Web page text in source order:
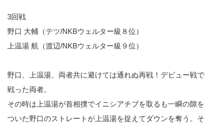
3回戦
野口 大輔（テツ/NKBウェルター級８位）
上温湯 航（渡辺/NKBウェルター級９位）
野口、上温湯、両者共に避けては通れぬ再戦！デビュー戦で
戦った両者。
その時は上温湯が首相撲でイニシアチブを取るも一瞬の隙を
ついた野口のストレートが上温湯を捉えてダウンを奪う。そ